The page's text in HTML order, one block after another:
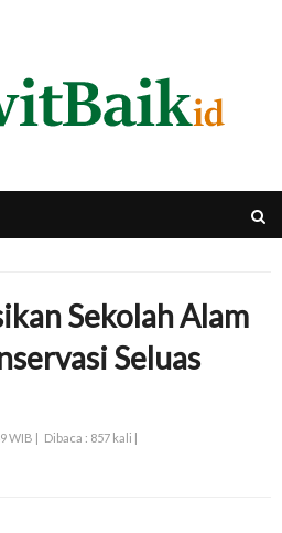
Sekolah Alam
Seluas
WIB | Dibaca : 857 kali |